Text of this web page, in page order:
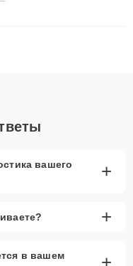
вашего
+
+
в вашем